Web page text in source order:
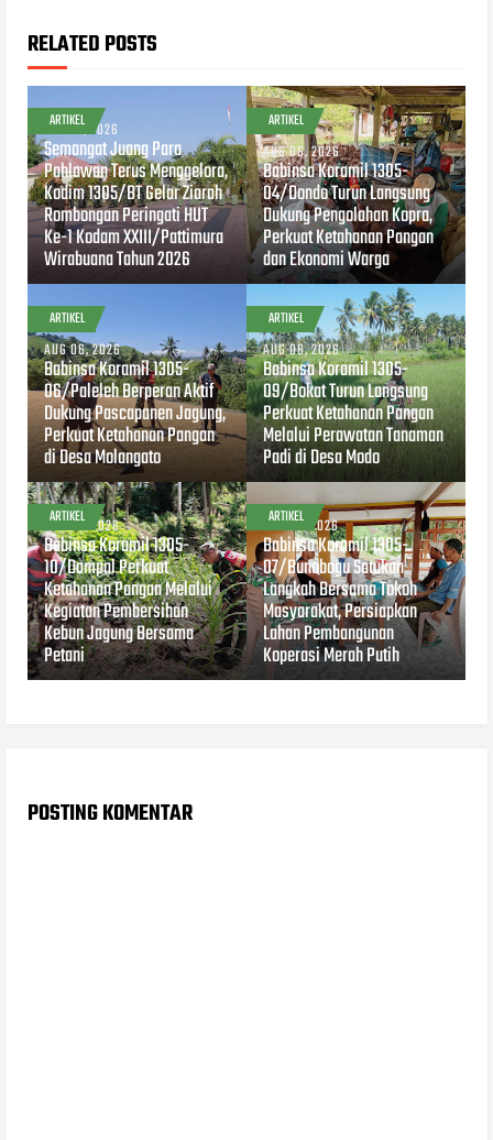
RELATED POSTS
ARTIKEL
AUG 07, 2026
Semangat Juang Para
Pahlawan Terus Menggelora,
Kodim 1305/BT Gelar Ziarah
Rombongan Peringati HUT
Ke-1 Kodam XXIII/Pattimura
Wirabuana Tahun 2026
ARTIKEL
AUG 06, 2026
Babinsa Koramil 1305-
04/Dondo Turun Langsung
Dukung Pengolahan Kopra,
Perkuat Ketahanan Pangan
dan Ekonomi Warga
ARTIKEL
AUG 06, 2026
Babinsa Koramil 1305-
06/Paleleh Berperan Aktif
Dukung Pascapanen Jagung,
Perkuat Ketahanan Pangan
di Desa Molangato
ARTIKEL
AUG 06, 2026
Babinsa Koramil 1305-
09/Bokat Turun Langsung
Perkuat Ketahanan Pangan
Melalui Perawatan Tanaman
Padi di Desa Modo
ARTIKEL
AUG 04, 2026
Babinsa Koramil 1305-
10/Dampal Perkuat
Ketahanan Pangan Melalui
Kegiatan Pembersihan
Kebun Jagung Bersama
Petani
ARTIKEL
AUG 04, 2026
Babinsa Koramil 1305-
07/Bunobogu Satukan
Langkah Bersama Tokoh
Masyarakat, Persiapkan
Lahan Pembangunan
Koperasi Merah Putih
POSTING KOMENTAR